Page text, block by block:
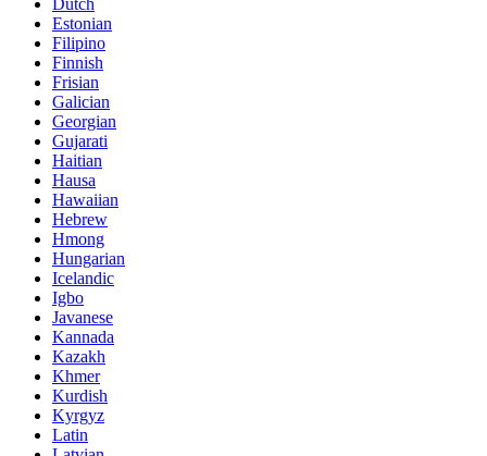
Dutch
Estonian
Filipino
Finnish
Frisian
Galician
Georgian
Gujarati
Haitian
Hausa
Hawaiian
Hebrew
Hmong
Hungarian
Icelandic
Igbo
Javanese
Kannada
Kazakh
Khmer
Kurdish
Kyrgyz
Latin